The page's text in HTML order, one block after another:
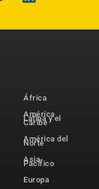
África
América
Latina y el
Caribe
América del
Norte
Asia-
Pacífico
Europa